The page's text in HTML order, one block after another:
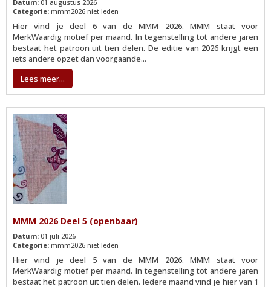
Datum: 01 augustus 2026
Categorie: mmm2026 niet leden
Hier vind je deel 6 van de MMM 2026. MMM staat voor
MerkWaardig motief per maand. In tegenstelling tot andere jaren
bestaat het patroon uit tien delen. De editie van 2026 krijgt een
iets andere opzet dan voorgaande...
Lees meer...
MMM 2026 Deel 5 (openbaar)
Datum: 01 juli 2026
Categorie: mmm2026 niet leden
Hier vind je deel 5 van de MMM 2026. MMM staat voor
MerkWaardig motief per maand. In tegenstelling tot andere jaren
bestaat het patroon uit tien delen. Iedere maand vind je hier van 1